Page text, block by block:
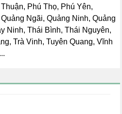
Phú Thọ, Phú Yên,
Ngãi, Quảng Ninh, Quảng
Ninh, Thái Bình, Thái Nguyên,
Trà Vinh, Tuyên Quang, Vĩnh